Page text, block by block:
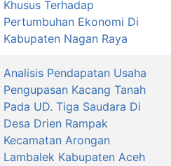
Khusus Terhadap
Pertumbuhan Ekonomi Di
Kabupaten Nagan Raya
Analisis Pendapatan Usaha
Pengupasan Kacang Tanah
Pada UD. Tiga Saudara Di
Desa Drien Rampak
Kecamatan Arongan
Lambalek Kabupaten Aceh